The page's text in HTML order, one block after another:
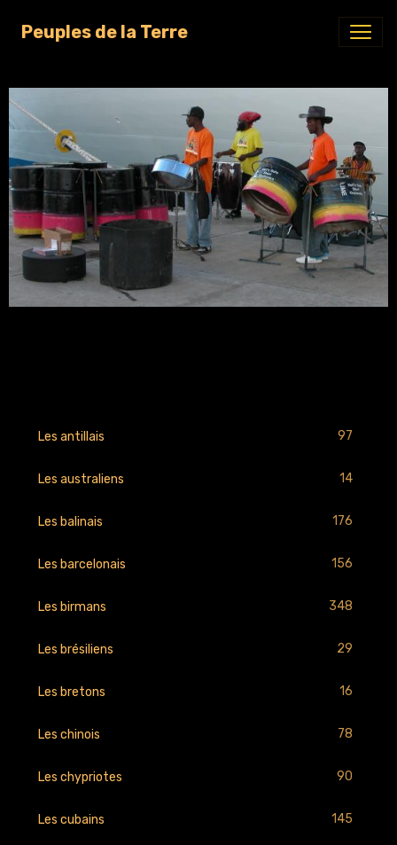
Peuples de la Terre
Les antillais 97
Les australiens 14
Les balinais 176
Les barcelonais 156
Les birmans 348
Les brésiliens 29
Les bretons 16
Les chinois 78
Les chypriotes 90
Les cubains 145